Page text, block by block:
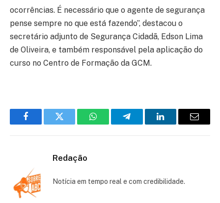
ocorrências. É necessário que o agente de segurança
pense sempre no que está fazendo”, destacou o
secretário adjunto de Segurança Cidadã, Edson Lima
de Oliveira, e também responsável pela aplicação do
curso no Centro de Formação da GCM.
FacebookTwitter WhatsAppTelegramLinkedInEmail
Redação
Notícia em tempo real e com credibilidade.